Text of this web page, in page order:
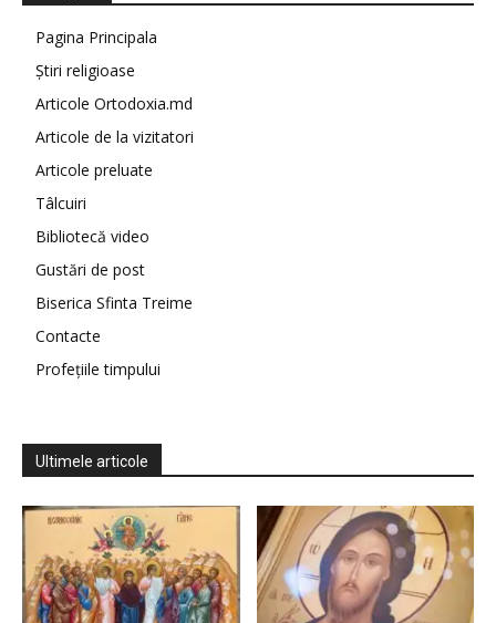
Pagina Principala
Știri religioase
Articole Ortodoxia.md
Articole de la vizitatori
Articole preluate
Tâlcuiri
Bibliotecă video
Gustări de post
Biserica Sfinta Treime
Contacte
Profețiile timpului
Ultimele articole